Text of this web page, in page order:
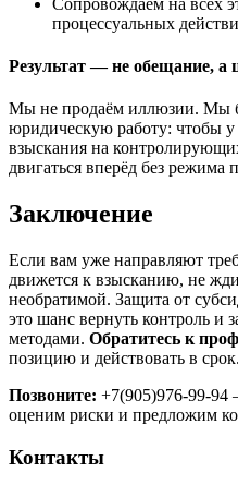
процессуальных
Результат — не обещание, а
Мы не продаём иллюзии. Мы
юридическую работу: чтобы
взыскания на
двигаться вперёд без режима
Заключение
Если вам уже направляют
движется к взысканию, не
необратимой. Защита от
это шанс вернуть контроль и
методами. Обратитесь к
позицию и действовать в срок.
Позвоните: +7(905)976-99-94
оценим риски и предложим
Контакты